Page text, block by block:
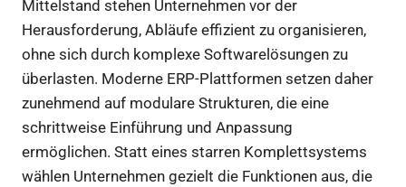
Mittelstand stehen Unternehmen vor der
Herausforderung, Abläufe effizient zu organisieren,
ohne sich durch komplexe Softwarelösungen zu
überlasten. Moderne ERP-Plattformen setzen daher
zunehmend auf modulare Strukturen, die eine
schrittweise Einführung und Anpassung
ermöglichen. Statt eines starren Komplettsystems
wählen Unternehmen gezielt die Funktionen aus, die